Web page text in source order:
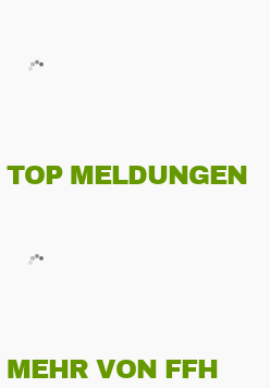
TOP MELDUNGEN
MEHR VON FFH